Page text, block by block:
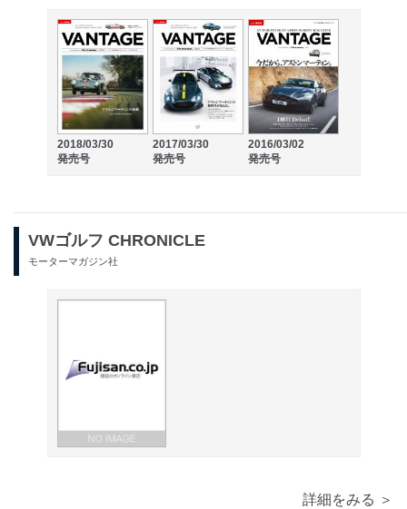
2018/03/30
発売号
2017/03/30
発売号
2016/03/02
発売号
VWゴルフ CHRONICLE
モーターマガジン社
詳細をみる ＞